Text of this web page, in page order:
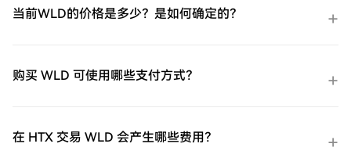
当前WLD的价格是多少？是如何确定的？
购买 WLD 可使用哪些支付方式？
在 HTX 交易 WLD 会产生哪些费用？